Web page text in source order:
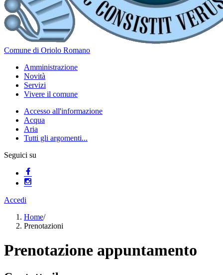
Comune di Oriolo Romano
Amministrazione
Novità
Servizi
Vivere il comune
Accesso all'informazione
Acqua
Aria
Tutti gli argomenti...
Seguici su
Accedi
Home/
Prenotazioni
Prenotazione appuntamento